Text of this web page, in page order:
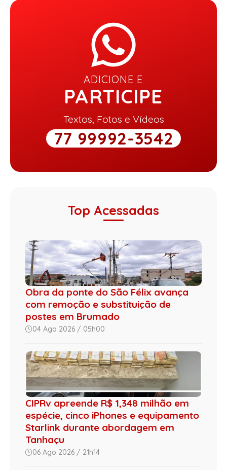
ADICIONE E
PARTICIPE
Textos, Fotos e Vídeos
77 99992-3542
Top Acessadas
Obra da ponte do São Félix avança
com remoção e substituição de
postes em Brumado
04 Ago 2026 / 05h00
CIPRv apreende R$ 1,348 milhão em
espécie, cinco iPhones e equipamento
Starlink durante abordagem em
Tanhaçu
06 Ago 2026 / 21h14